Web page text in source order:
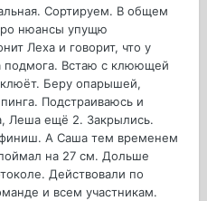
Сортируем. В общем
нюансы упущю
Леха и говорит, что у
подмога. Встаю с клюющей
Беру опарышей,
Подстраиваюсь и
Леша ещё 2. Закрылись.
А Саша тем временем
на 27 см. Дольше
Действовали по
и всем участникам.